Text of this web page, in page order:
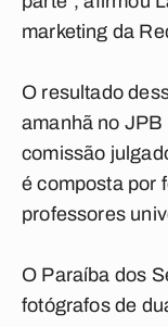
marketing da
O resultado
amanhã no JPB
comissão
é composta por
professores
O Paraíba dos
fotógrafos de